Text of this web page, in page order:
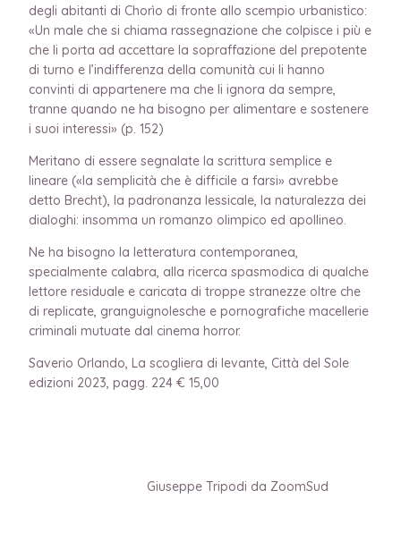
degli abitanti di Chorìo di fronte allo scempio urbanistico:
«Un male che si chiama rassegnazione che colpisce i più e
che li porta ad accettare la sopraffazione del prepotente
di turno e l’indifferenza della comunità cui li hanno
convinti di appartenere ma che li ignora da sempre,
tranne quando ne ha bisogno per alimentare e sostenere
i suoi interessi» (p. 152)
Meritano di essere segnalate la scrittura semplice e
lineare («la semplicità che è difficile a farsi» avrebbe
detto Brecht), la padronanza lessicale, la naturalezza dei
dialoghi: insomma un romanzo olimpico ed apollineo.
Ne ha bisogno la letteratura contemporanea,
specialmente calabra, alla ricerca spasmodica di qualche
lettore residuale e caricata di troppe stranezze oltre che
di replicate, granguignolesche e pornografiche macellerie
criminali mutuate dal cinema horror.
Saverio Orlando, La scogliera di levante, Città del Sole
edizioni 2023, pagg. 224 € 15,00
Giuseppe Tripodi da ZoomSud